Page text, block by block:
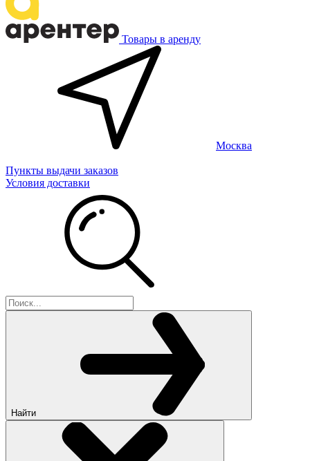
Товары в аренду
Москва
Пункты выдачи заказов
Условия доставки
Найти